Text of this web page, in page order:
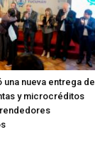
una nueva entrega de
y microcréditos